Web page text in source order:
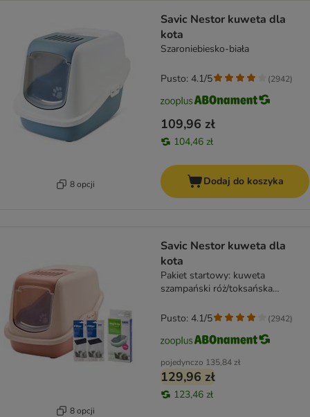
8 opcji
Savic Nestor kuweta dla
kota
Szaroniebiesko-biała
109,96 zł
104,46 zł
Pusto: 4.1/5 (2942)
Dodaj do koszyka
8 opcji
Savic Nestor kuweta dla
kota
Pakiet startowy: kuweta
szampański róż/toksańska
pojedynczo 135,84 zł
129,96 zł
123,46 zł
Pusto: 4.1/5 (2942)